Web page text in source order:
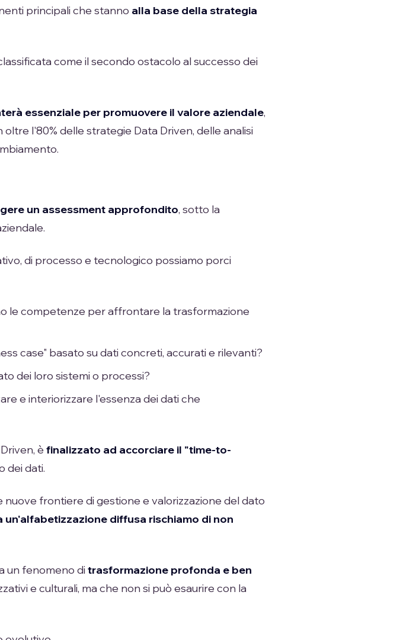
principali che stanno alla base della strategia
come il secondo ostacolo al successo dei
essenziale per promuovere il valore aziendale,
l'80% delle strategie Data Driven, delle analisi
un assessment approfondito, sotto la
di processo e tecnologico possiamo porci
le competenze per affrontare la trasformazione
case" basato su dati concreti, accurati e rilevanti?
dei loro sistemi o processi?
e interiorizzare l'essenza dei dati che
è finalizzato ad accorciare il "time-to-
dei dati.
nuove frontiere di gestione e valorizzazione del dato
un'alfabetizzazione diffusa rischiamo di non
un fenomeno ditrasformazione profonda e ben
e culturali, ma che non si può esaurire con la